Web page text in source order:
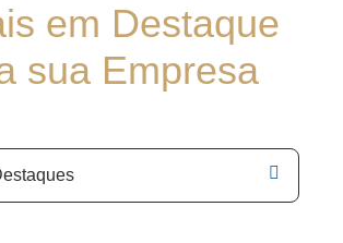
em Destaque
sua Empresa